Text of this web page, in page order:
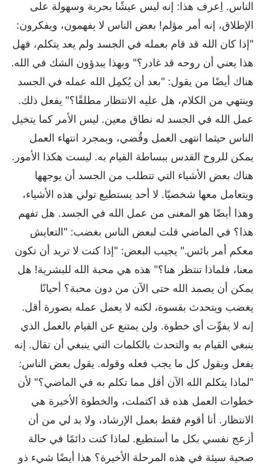
الناس. اِعرف هذا: إنه ليس عيشًا بحرية وسهولة على
الإطلاق، إنه أمر مؤلم! بعض الناس لا يفهمون، ويفكرون:
"إذا كان الله قد قام بعمله في الجسد ولم يعد يتكلم، فهل
هذا يعني أن روحه قد غادر؟" وبهذا يبدؤون الشك في الله.
هناك أيضًا من يقول: "بعد أن يُكمِل الله عمله في الجسد
وينتهي من الكلام، هل عليه الانتظار مطلقًا؟" يفعل ذلك.
عمل الله في الجسد له نطاق معين. ليس الأمر كما يتخيل
الناس حيثما انتهى العمل وقُضي، وبمجرد انتهاء العمل
يمكن للروح القدس ببساطة القيام به. ليست هكذا الأمور.
هناك بعض الأشياء التي تتطلب من الجسد أن يوجهها
ويتعامل معها شخصيًا. لا أحد يستطيع تولي هذه الأشياء،
وهذا أيضًا هو المعنى من عمل الله في الجسد. هل تفهم
هذا؟ في الماضي قلت لبعض الناس بغضب: "التعايش
معكم أمر بائس." يجيب البعض: "إذا كنت لا تريد أن تكون
معنا، فلماذا تنتظر هنا؟" هذه هي محبة الله للبشرية! هل
يمكن أن يصمد الله حتى الآن من دون محبة؟ أحيانًا
يغضب ويتحدث بقسوة، لكنه لا يعمل عمله بصورة أقل.
إنه لا يفوِّت أي خطوة. ولن يمتنع عن القيام بالعمل الذي
ينبغي القيام به والتحدث بالكلمات التي ينبغي أن تقال. إنه
يفعل ويقول كل ما يجب فعله وقوله. يقول بعض الناس:
"لماذا يتكلم الله الآن أقل مما تكلم به في الماضي؟" لأن
خطوات العمل هذه قد اكتملت، والخطوة الأخيرة هي
الانتظار. أنا أقوم فقط بعمل الإرشاد، ولا بد لي من أن
أزعج نفسي بكل ما أستطيع. لماذا كنت دائمًا في حالة
صحية سيئة في هذه المرحلة الأخيرة؟ هذا أيضًا شيء ذو